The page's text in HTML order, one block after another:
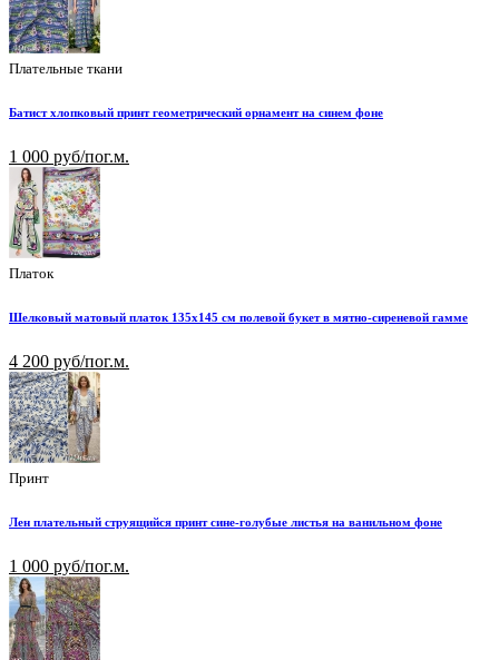
Плательные ткани
Батист хлопковый принт геометрический орнамент на синем фоне
1 000 руб/пог.м.
Платок
Шелковый матовый платок 135х145 см полевой букет в мятно-сиреневой гамме
4 200 руб/пог.м.
Принт
Лен плательный струящийся принт сине-голубые листья на ванильном фоне
1 000 руб/пог.м.